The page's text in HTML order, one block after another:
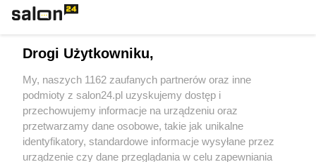
Sport
Społeczeństwo
Kultura
Drogi Użytkowniku,
My, naszych 1162 zaufanych partnerów oraz inne
podmioty z salon24.pl uzyskujemy dostęp i
przechowujemy informacje na urządzeniu oraz
przetwarzamy dane osobowe, takie jak unikalne
identyfikatory, standardowe informacje wysyłane przez
urządzenie czy dane przeglądania w celu zapewniania